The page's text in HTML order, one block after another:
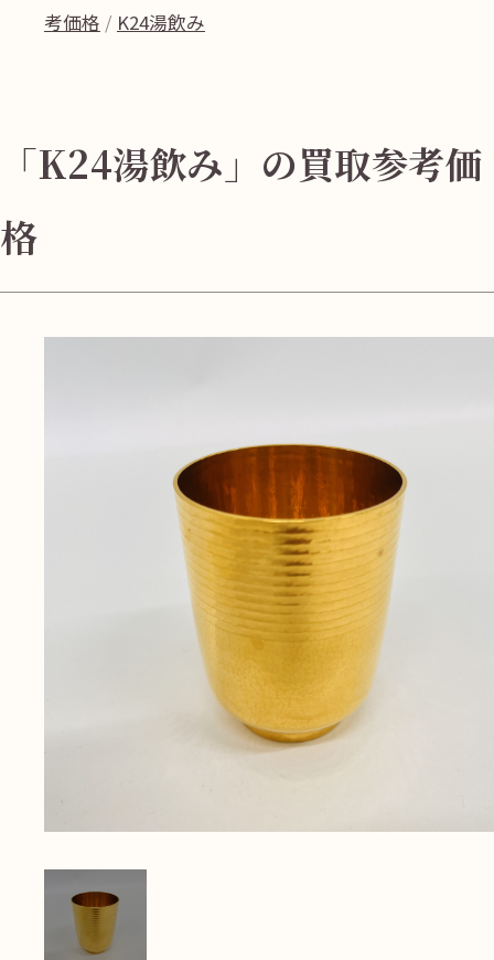
電話で今すぐ無料査定
総合受付
10:00-19:00 （年中無休）/通話料無料
無料相談
考価格
K24湯飲み
「K24湯飲み」の買取参考価
格